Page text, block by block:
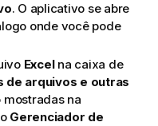
. O aplicativo se abre
onde você pode
Excelna caixa de
de arquivos e outras
mostradas na
Gerenciador de